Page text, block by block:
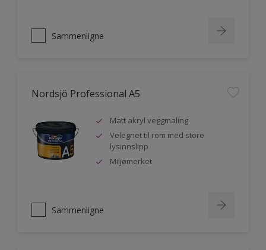
Sammenligne
Nordsjö Professional A5
Matt akryl veggmaling
Velegnet til rom med store
lysinnslipp
Miljømerket
Sammenligne